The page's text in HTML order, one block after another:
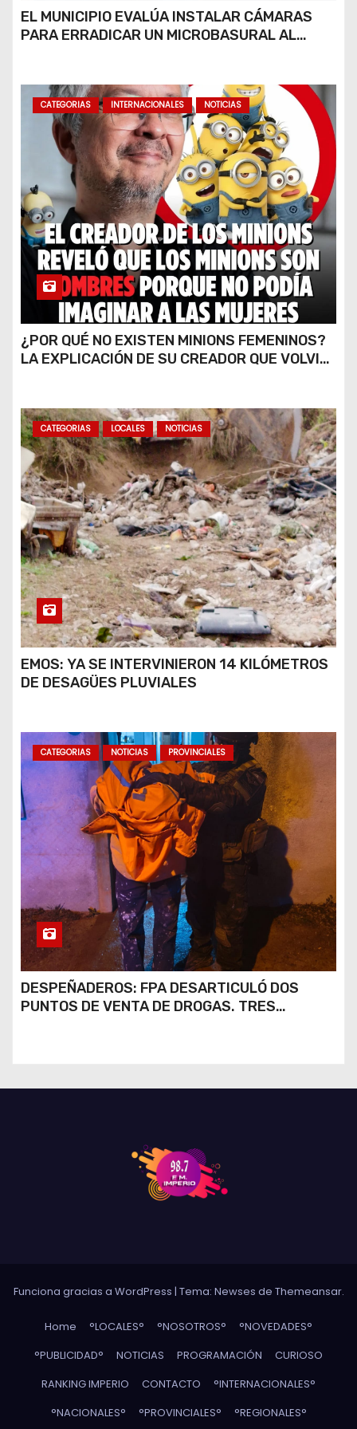
EL MUNICIPIO EVALÚA INSTALAR CÁMARAS
PARA ERRADICAR UN MICROBASURAL AL
CATEGORIAS INTERNACIONALES NOTICIAS
¿POR QUÉ NO EXISTEN MINIONS FEMENINOS?
LA EXPLICACIÓN DE SU CREADOR QUE VOLVIÓ
CATEGORIAS LOCALES NOTICIAS
EMOS: YA SE INTERVINIERON 14 KILÓMETROS
DE DESAGÜES PLUVIALES
CATEGORIAS NOTICIAS PROVINCIALES
DESPEÑADEROS: FPA DESARTICULÓ DOS
PUNTOS DE VENTA DE DROGAS. TRES
Funciona gracias a WordPress | Tema: Newses de Themeansar.
Home °LOCALES° °NOSOTROS°
°NOVEDADES°
°PUBLICIDAD°
NOTICIAS PROGRAMACIÓN
CURIOSO
RANKING IMPERIO
CONTACTO
°INTERNACIONALES°
°NACIONALES°
°PROVINCIALES° °REGIONALES°